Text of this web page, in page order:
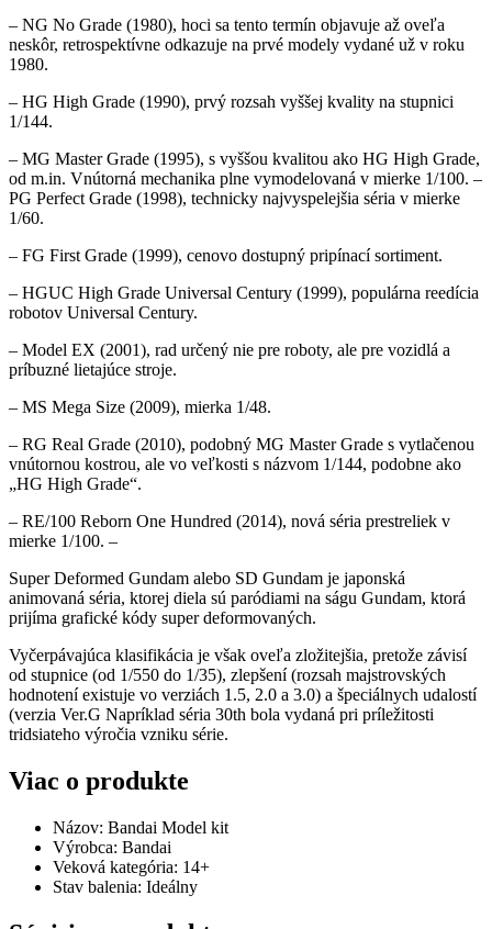
– NG No Grade (1980), hoci sa tento termín objavuje až oveľa
neskôr, retrospektívne odkazuje na prvé modely vydané už v roku
1980.
– HG High Grade (1990), prvý rozsah vyššej kvality na stupnici
1/144.
– MG Master Grade (1995), s vyššou kvalitou ako HG High Grade,
od m.in. Vnútorná mechanika plne vymodelovaná v mierke 1/100. –
PG Perfect Grade (1998), technicky najvyspelejšia séria v mierke
1/60.
– FG First Grade (1999), cenovo dostupný pripínací sortiment.
– HGUC High Grade Universal Century (1999), populárna reedícia
robotov Universal Century.
– Model EX (2001), rad určený nie pre roboty, ale pre vozidlá a
príbuzné lietajúce stroje.
– MS Mega Size (2009), mierka 1/48.
– RG Real Grade (2010), podobný MG Master Grade s vytlačenou
vnútornou kostrou, ale vo veľkosti s názvom 1/144, podobne ako
„HG High Grade“.
– RE/100 Reborn One Hundred (2014), nová séria prestreliek v
mierke 1/100. –
Super Deformed Gundam alebo SD Gundam je japonská
animovaná séria, ktorej diela sú paródiami na ságu Gundam, ktorá
prijíma grafické kódy super deformovaných.
Vyčerpávajúca klasifikácia je však oveľa zložitejšia, pretože závisí
od stupnice (od 1/550 do 1/35), zlepšení (rozsah majstrovských
hodnotení existuje vo verziách 1.5, 2.0 a 3.0) a špeciálnych udalostí
(verzia Ver.G Napríklad séria 30th bola vydaná pri príležitosti
tridsiateho výročia vzniku série.
Viac o produkte
Názov: Bandai Model kit
Výrobca: Bandai
Veková kategória: 14+
Stav balenia: Ideálny